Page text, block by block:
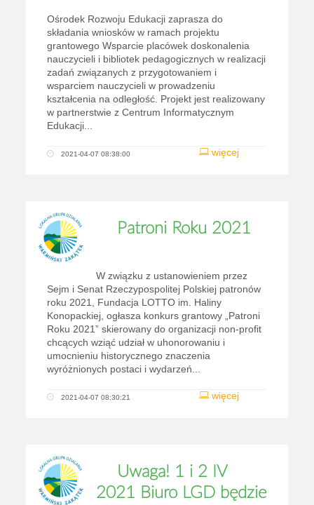
Ośrodek Rozwoju Edukacji zaprasza do
składania wniosków w ramach projektu
grantowego Wsparcie placówek doskonalenia
nauczycieli i bibliotek pedagogicznych w realizacji
zadań związanych z przygotowaniem i
wsparciem nauczycieli w prowadzeniu
kształcenia na odległość. Projekt jest realizowany
w partnerstwie z Centrum Informatycznym
Edukacji...
więcej
2021-04-07 08:38:00
Patroni Roku 2021
W związku z ustanowieniem przez
Sejm i Senat Rzeczypospolitej Polskiej patronów
roku 2021, Fundacja LOTTO im. Haliny
Konopackiej, ogłasza konkurs grantowy „Patroni
Roku 2021” skierowany do organizacji non-profit
chcących wziąć udział w uhonorowaniu i
umocnieniu historycznego znaczenia
wyróżnionych postaci i wydarzeń...
więcej
2021-04-07 08:30:21
Uwaga! 1 i 2 IV
2021 Biuro LGD będzie